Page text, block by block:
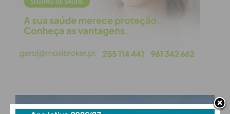
PAÇOS DE FERREIRA